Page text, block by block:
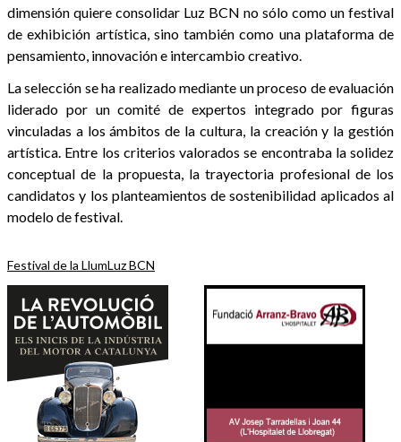
dimensión quiere consolidar Luz BCN no sólo como un festival
de exhibición artística, sino también como una plataforma de
pensamiento, innovación e intercambio creativo.
La selección se ha realizado mediante un proceso de evaluación
liderado por un comité de expertos integrado por figuras
vinculadas a los ámbitos de la cultura, la creación y la gestión
artística. Entre los criterios valorados se encontraba la solidez
conceptual de la propuesta, la trayectoria profesional de los
candidatos y los planteamientos de sostenibilidad aplicados al
modelo de festival.
Festival de la LlumLuz BCN